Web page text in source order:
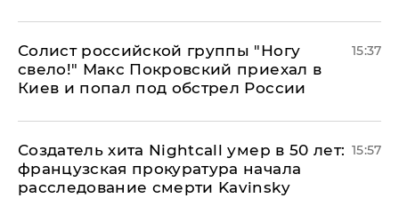
Солист российской группы "Ногу
свело!" Макс Покровский приехал в
Киев и попал под обстрел России
15:37
Создатель хита Nightcall умер в 50 лет:
французская прокуратура начала
расследование смерти Kavinsky
15:57